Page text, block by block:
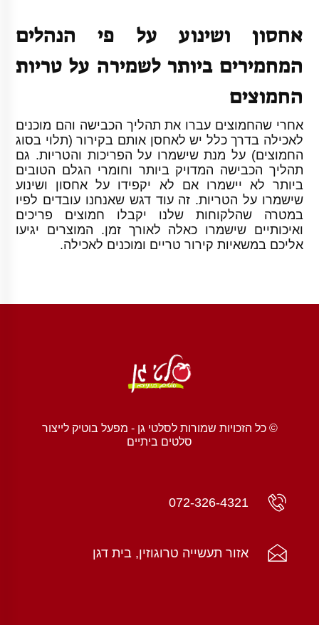
אחסון ושינוע על פי הנהלים
המחמירים ביותר לשמירה על טריות
החמוצים
אחרי שהחמוצים עברו את תהליך הכבישה והם מוכנים
לאכילה בדרך כלל יש לאחסן אותם בקירור (תלוי בסוג
החמוצים) על מנת שישמרו על הפריכות והטריות. גם
תהליך הכבישה המדויק ביותר וחומרי הגלם הטובים
ביותר לא יישמרו אם לא יקפידו על אחסון ושינוע
שישמרו על הטריות. זה עוד דגש שאנחנו עובדים לפיו
במטרה שהלקוחות שלנו יקבלו חמוצים פריכים
ואיכותיים שישמרו כאלה לאורך זמן. המוצרים יגיעו
אליכם במשאיות קירור טריים ומוכנים לאכילה.
© כל הזכויות שמורות לסלטי גן - מפעל בוטיק לייצור
סלטים ביתיים
072-326-4321
אזור תעשייה טרוגוזין, בית דגן